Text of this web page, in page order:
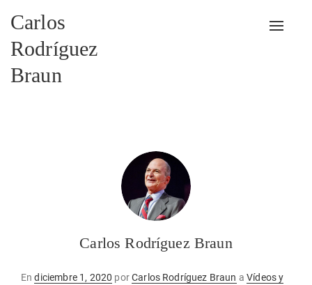
Carlos
Rodríguez
Braun
Carlos Rodríguez Braun
EnPublicado
diciembre 1, 2020 porCarlos Rodríguez Braun aVídeos y